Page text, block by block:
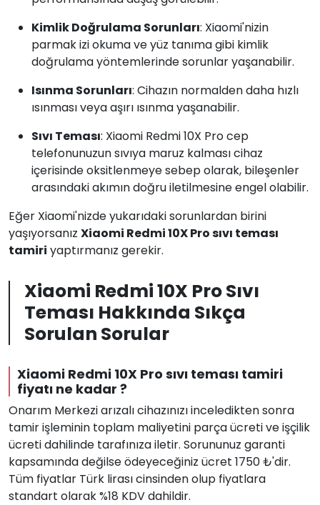
Kimlik Doğrulama Sorunları: Xiaomi'nizin
parmak izi okuma ve yüz tanıma gibi kimlik
doğrulama yöntemlerinde sorunlar yaşanabilir.
Isınma Sorunları: Cihazın normalden daha hızlı
ısınması veya aşırı ısınma yaşanabilir.
Sıvı Teması: Xiaomi Redmi 10X Pro cep
telefonunuzun sıvıya maruz kalması cihaz
içerisinde oksitlenmeye sebep olarak, bileşenler
arasındaki akımın doğru iletilmesine engel olabilir.
Eğer Xiaomi'nizde yukarıdaki sorunlardan birini
yaşıyorsanız Xiaomi Redmi 10X Pro sıvı teması
tamiri yaptırmanız gerekir.
Xiaomi Redmi 10X Pro Sıvı
Teması Hakkında Sıkça
Sorulan Sorular
Xiaomi Redmi 10X Pro sıvı teması tamiri
fiyatı ne kadar ?
Onarım Merkezi arızalı cihazınızı inceledikten sonra
tamir işleminin toplam maliyetini parça ücreti ve işçilik
ücreti dahilinde tarafınıza iletir. Sorununuz garanti
kapsamında değilse ödeyeceğiniz ücret 1750 ₺'dir.
Tüm fiyatlar Türk lirası cinsinden olup fiyatlara
standart olarak %18 KDV dahildir.